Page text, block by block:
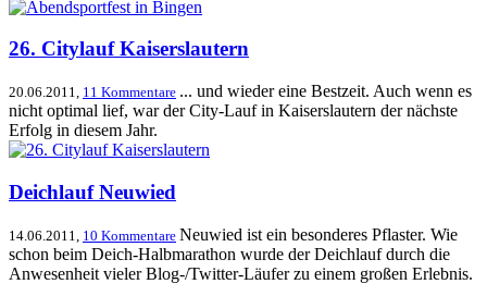
26. Citylauf Kaiserslautern
20.06.2011, 11 Kommentare ... und wieder eine Bestzeit. Auch wenn es
nicht optimal lief, war der City-Lauf in Kaiserslautern der nächste
Erfolg in diesem Jahr.
Deichlauf Neuwied
14.06.2011, 10 Kommentare Neuwied ist ein besonderes Pflaster. Wie
schon beim Deich-Halbmarathon wurde der Deichlauf durch die
Anwesenheit vieler Blog-/Twitter-Läufer zu einem großen Erlebnis.